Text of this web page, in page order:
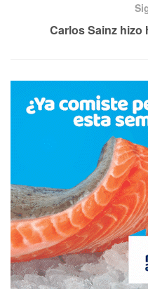
Carlos Sainz hizo